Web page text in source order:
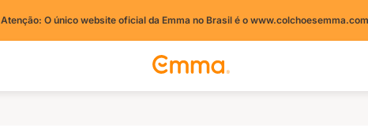
Atenção: O único website oficial da Emma no Brasil é o